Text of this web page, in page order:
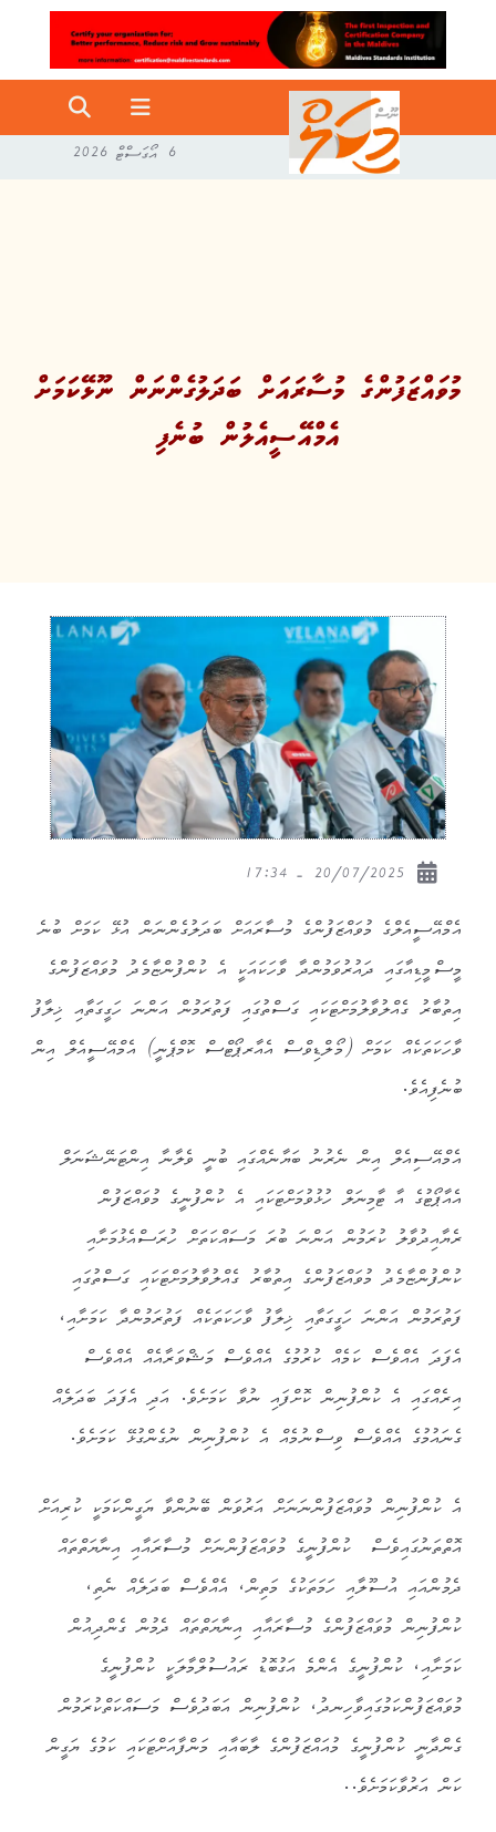
6 އޯގަސްޓް 2026
މުވައްޒަފުންގެ މުސާރައަށް ބަދަލުގެންނަން ނޫޅޭކަމަށް
އެމްއޭސީއެލުން ބުނެފި
އެމްއޭސީއެލްގެ މުވައްޒަފުންގެ މުސާރައަށް ބަދަލުގެންނަން އުޅޭ ކަމަށް ބުނެ
މީސްމީޑިއާގައި ދައުރުވަމުންދާ ވާހަކައަކީ އެ ކުންފުންޏާމެދު މުވައްޒަފުންގެ
އިތުބާރު ގެއްލުވާލުމަށްޓަކައި ގަސްތުގައި ފަތުރަމުން އަންނަ ހަގީގަތާއި ޚިލާފު
ވާހަކަތަކެއް ކަމަށް (މޯލްޑިވްސް އެއާރޕޯޓްސް ކޮމްޕެނީ) އެމްއޭސީއެލް އިން
ބުނެފިއެވެ.
އެމްއޭސިއެލް އިން ނެރުނު ބަޔާނެއްގައި ބުނީ ވެލާނާ އިންޓަނޭޝަނަލް
އެއާޕޯޓުގެ އާ ޓާމިނަލް ހުޅުވުމަށްޓަކައި އެ ކުންފުނީގެ މުވައްޒަފުން
ރެޔާއިދުވާލު ކުރަމުން އަންނަ ބުރަ މަސައްކަތަށް ހުރަސްއެޅުމަށާއި
ކުންފުންޏާމެދު މުވައްޒަފުންގެ އިތުބާރު ގެއްލުވާލުމަށްޓަކައި ގަސްތުގައި
ފަތުރަމުން އަންނަ ހަގީގަތާއި ޚިލާފު ވާހަކަތަކެއް ފަތުރަމުންދާ ކަމަށާއި،
އެފަދަ އެއްވެސް ކަމެއް ކުރުމުގެ އެއްވެސް މަޝްވަރާއެއް އެއްވެސް
އިރެއްގައި އެ ކުންފުނިން ކޮށްފައި ނުވާ ކަމަށެވެ. އަދި އެފަދަ ބަދަލެއް
ގެނައުމުގެ އެއްވެސް ވިސްނުމެއް އެ ކުންފުނިން ނުގެންގުޅޭ ކަމަށެވެ.
އެ ކުންފުނިން މުވައްޒަފުންނަނަށް އަރުވަން ބޭނުންވާ ޔަގީންކަމަކީ ކުރިއަށް
އޮތްތަނުގައިވެސް ކުންފުނީގެ މުވައްޒަފުންނަށް މުސާރައާއި އިނާޔަތްތައް
ދެމުންއައި އުސޫލާއި ހަމަތަކުގެ މަތިން، އެއްވެސް ބަދަލެއް ނެތި،
ކުންފުނިން މުވައްޒަފުންގެ މުސާރައާއި އިނާޔަތްތައް ދެމުން ގެންދިއުން
ކަމަށާއި، ކުންފުނީގެ އެންމެ އަގުބޮޑު ރައުސުލްމާލަކީ ކުންފުނީގެ
މުވައްޒަފުންކަމުގައިވާހިނދު، ކުންފުނިން އަބަދުވެސް މަސައްކަތްކުރަމުން
ގެންދާނީ ކުންފުނީގެ މުއައްޒަފުންގެ ލާބައާއި މަންފާއަށްޓަކައި ކަމުގެ ޔަގީން
ކަން އަރުވާކަމަށެވެ..